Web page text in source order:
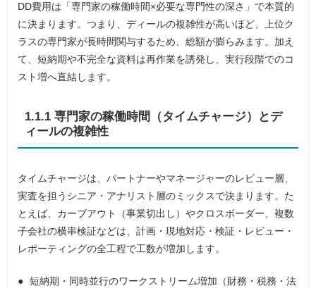
DD費用は「専門家の稼働時間×必要な専門性の深さ」で本質的
に決まります。つまり、ディールの複雑性が高いほど、上位ク
ラスの専門家が長時間関与するため、総額が膨らみます。加え
て、短納期や不完全な資料は再作業を誘発し、実行段階でのコ
スト増へ直結します。
1.1.1 専門家の稼働時間（タイムチャージ）とデ
ィールの複雑性
タイムチャージは、パートナーやマネージャーのレビュー層、
実査を担うシニア・アナリスト層のミックスで決まります。た
とえば、カーブアウト（事業切出し）やクロスボーダー、複数
子会社の横串検証などは、計画・現地対応・検証・レビュー・
レポーティングの全工程で工数が増加します。
短納期・同時並行のワークストリーム増加（財務・税務・法